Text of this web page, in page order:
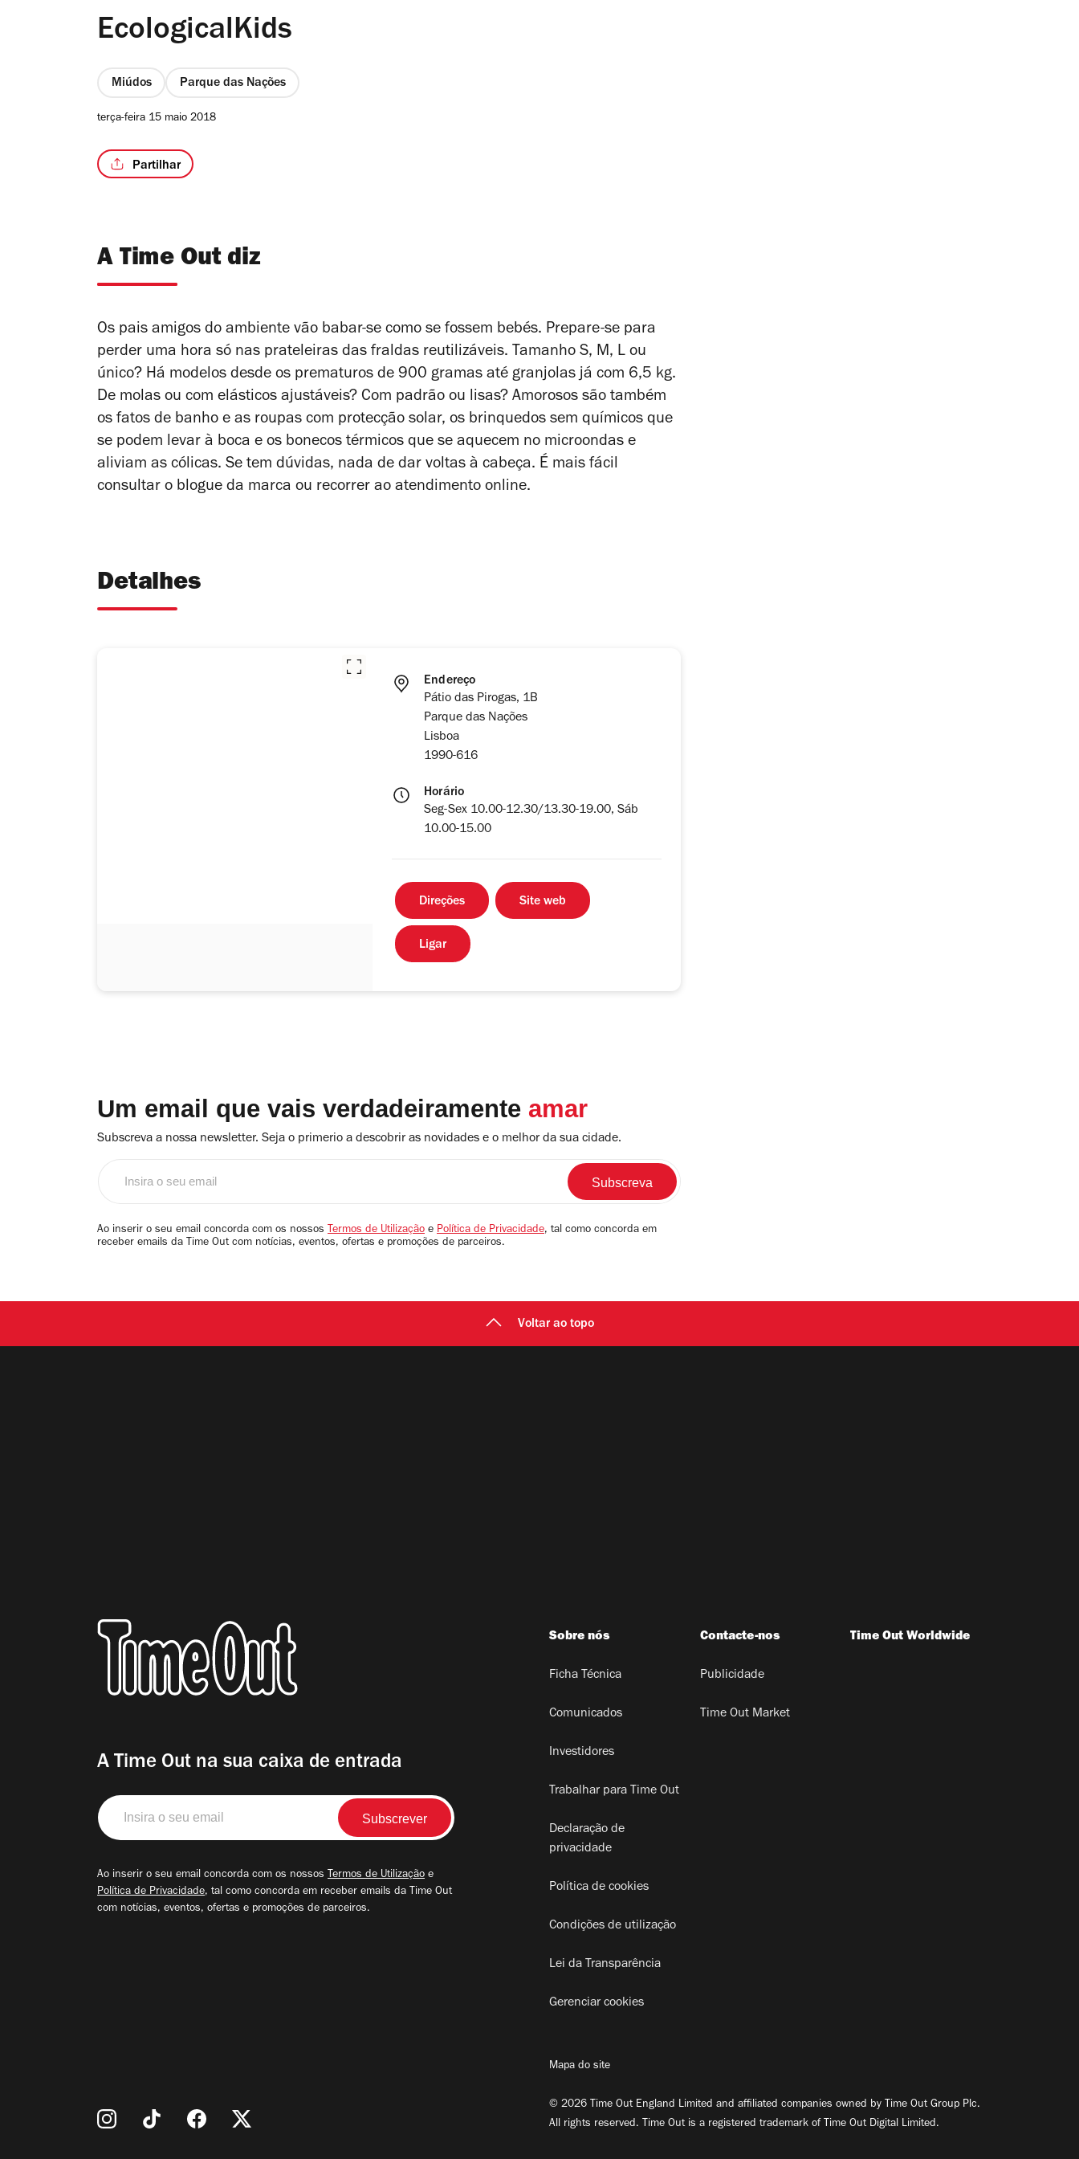
EcologicalKids
Miúdos Parque das Nações
terça-feira 15 maio 2018
Partilhar
A Time Out diz
Os pais amigos do ambiente vão babar-se como se fossem bebés. Prepare-se para
perder uma hora só nas prateleiras das fraldas reutilizáveis. Tamanho S, M, L ou
único? Há modelos desde os prematuros de 900 gramas até granjolas já com 6,5 kg.
De molas ou com elásticos ajustáveis? Com padrão ou lisas? Amorosos são também
os fatos de banho e as roupas com protecção solar, os brinquedos sem químicos que
se podem levar à boca e os bonecos térmicos que se aquecem no microondas e
aliviam as cólicas. Se tem dúvidas, nada de dar voltas à cabeça. É mais fácil
consultar o blogue da marca ou recorrer ao atendimento online.
Detalhes
Endereço
Pátio das Pirogas, 1B
Parque das Nações
Lisboa
1990-616
Horário
Seg-Sex 10.00-12.30/13.30-19.00, Sáb
10.00-15.00
Direções Site web
Ligar
Um email que vais verdadeiramente amar
Subscreva a nossa newsletter. Seja o primerio a descobrir as novidades e o melhor da sua cidade.
email
Ao inserir o seu email concorda com os nossos Termos de Utilização e Política de Privacidade, tal como concorda em
receber emails da Time Out com notícias, eventos, ofertas e promoções de parceiros.
Voltar ao topo
A Time Out na sua caixa de entrada
Insira
o
seu
Ao inserir o seu email concorda com os nossos Termos de Utilização e
Política de Privacidade, tal como concorda em receber emails da Time Out
com notícias, eventos, ofertas e promoções de parceiros.
Sobre nós
Ficha Técnica
Comunicados
Investidores
Trabalhar para Time Out
Declaração de
privacidade
Política de cookies
Condições de utilização
Lei da Transparência
Gerenciar cookies
Contacte-nos
Publicidade
Time Out Market
Time Out Worldwide
Mapa do site
© 2026 Time Out England Limited and affiliated companies owned by Time Out Group Plc.
All rights reserved. Time Out is a registered trademark of Time Out Digital Limited.